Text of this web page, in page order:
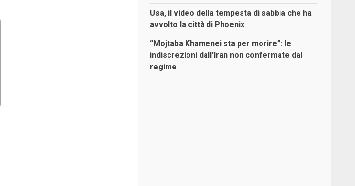
Usa, il video della tempesta di sabbia che ha
avvolto la città di Phoenix
“Mojtaba Khamenei sta per morire”: le
indiscrezioni dall’Iran non confermate dal
regime